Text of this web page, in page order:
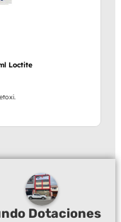
Loctite
Dotaciones